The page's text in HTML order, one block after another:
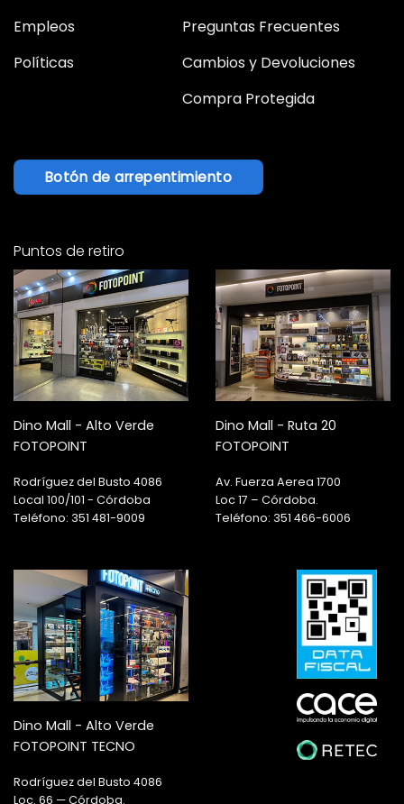
Empleos
Políticas
Preguntas Frecuentes
Cambios y Devoluciones
Compra Protegida
Botón de arrepentimiento
Puntos de retiro
Dino Mall - Alto Verde
FOTOPOINT
Rodríguez del Busto 4086
Local 100/101 - Córdoba
Teléfono: 351 481-9009
Dino Mall - Ruta 20
FOTOPOINT
Av. Fuerza Aerea 1700
Loc 17 – Córdoba.
Teléfono: 351 466-6006
Dino Mall - Alto Verde
FOTOPOINT TECNO
Rodríguez del Busto 4086
Loc. 66 — Córdoba.